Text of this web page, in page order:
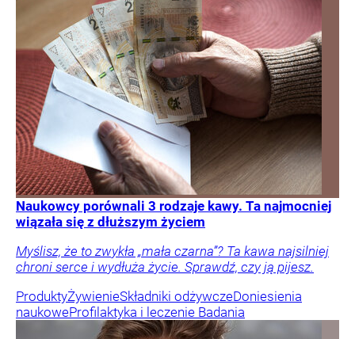
Naukowcy porównali 3 rodzaje kawy. Ta najmocniej
wiązała się z dłuższym życiem
Myślisz, że to zwykła „mała czarna”? Ta kawa najsilniej
chroni serce i wydłuża życie. Sprawdź, czy ją pijesz.
ProduktyŻywienieSkładniki odżywczeDoniesienia
naukoweProfilaktyka i leczenie Badania